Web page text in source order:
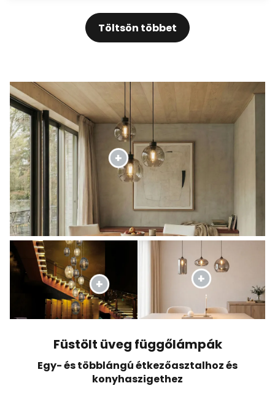
Töltsön többet
Füstölt üveg függőlámpák
Egy- és többlángú étkezőasztalhoz és
konyhaszigethez